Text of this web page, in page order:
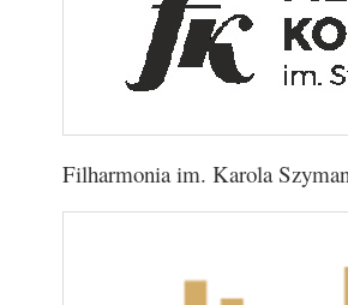
Filharmonia im. Karola